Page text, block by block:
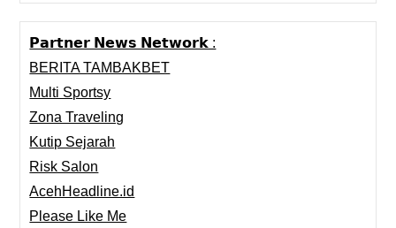
𝗣𝗮𝗿𝘁𝗻𝗲𝗿 𝗡𝗲𝘄𝘀 𝗡𝗲𝘁𝘄𝗼𝗿𝗸 :
BERITA TAMBAKBET
Multi Sportsy
Zona Traveling
Kutip Sejarah
Risk Salon
AcehHeadline.id
Please Like Me